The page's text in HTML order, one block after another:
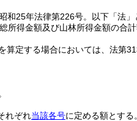
和25年法律第226号。以下「法」
所得金額及び山林所得金額の合
定する場合においては、法第
れぞれ当該各号に定める額とする。